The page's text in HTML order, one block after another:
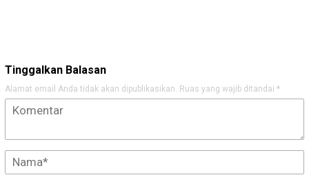
Tinggalkan Balasan
Alamat email Anda tidak akan dipublikasikan. Ruas yang wajib ditandai *